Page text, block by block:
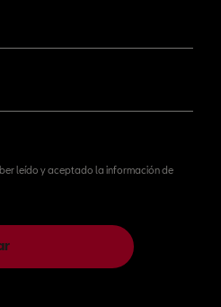
leído y aceptado la información de